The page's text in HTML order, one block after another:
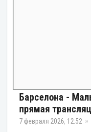
Барселона -
прямая
7 февраля 2026, 12:52